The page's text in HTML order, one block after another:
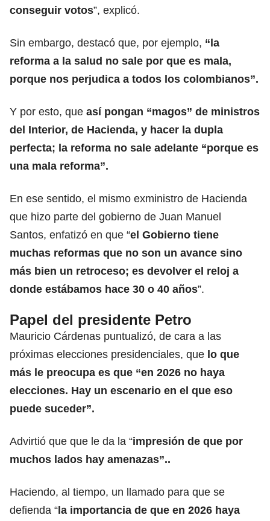
conseguir votos”, explicó.
Sin embargo, destacó que, por ejemplo, “la
reforma a la salud no sale por que es mala,
porque nos perjudica a todos los colombianos”.
Y por esto, que así pongan “magos” de ministros
del Interior, de Hacienda, y hacer la dupla
perfecta; la reforma no sale adelante “porque es
una mala reforma”.
En ese sentido, el mismo exministro de Hacienda
que hizo parte del gobierno de Juan Manuel
Santos, enfatizó en que “el Gobierno tiene
muchas reformas que no son un avance sino
más bien un retroceso; es devolver el reloj a
donde estábamos hace 30 o 40 años”.
Papel del presidente Petro
Mauricio Cárdenas puntualizó, de cara a las
próximas elecciones presidenciales, que lo que
más le preocupa es que “en 2026 no haya
elecciones. Hay un escenario en el que eso
puede suceder”.
Advirtió que que le da la “impresión de que por
muchos lados hay amenazas”..
Haciendo, al tiempo, un llamado para que se
defienda “la importancia de que en 2026 haya